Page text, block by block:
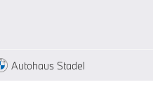
Autohaus Stadel